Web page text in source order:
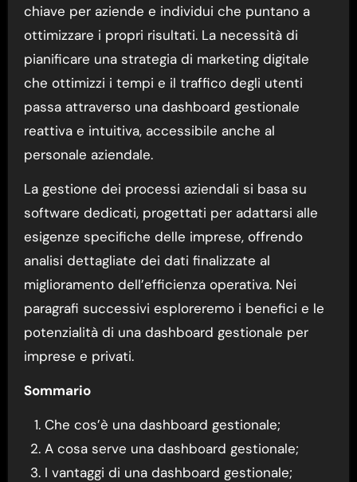
chiave per aziende e individui che puntano a
ottimizzare i propri risultati. La necessità di
pianificare una strategia di marketing digitale
che ottimizzi i tempi e il traffico degli utenti
passa attraverso una dashboard gestionale
reattiva e intuitiva, accessibile anche al
personale aziendale.
La gestione dei processi aziendali si basa su
software dedicati, progettati per adattarsi alle
esigenze specifiche delle imprese, offrendo
analisi dettagliate dei dati finalizzate al
miglioramento dell’efficienza operativa. Nei
paragrafi successivi esploreremo i benefici e le
potenzialità di una dashboard gestionale per
imprese e privati.
Sommario
Che cos’è una dashboard gestionale;
A cosa serve una dashboard gestionale;
I vantaggi di una dashboard gestionale;